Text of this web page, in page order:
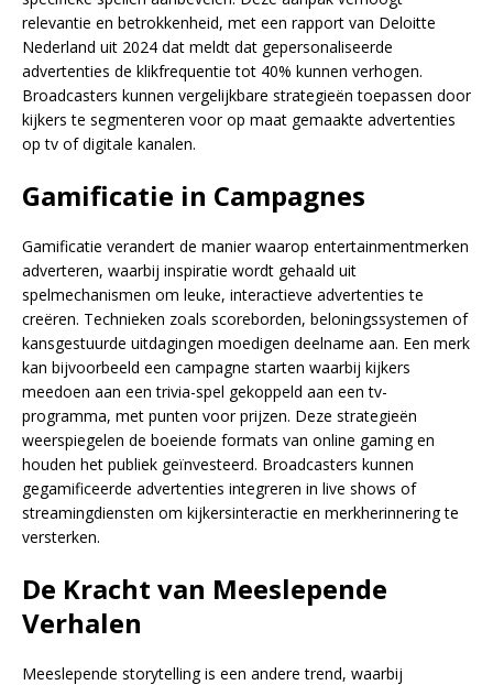
relevantie en betrokkenheid, met een rapport van Deloitte
Nederland uit 2024 dat meldt dat gepersonaliseerde
advertenties de klikfrequentie tot 40% kunnen verhogen.
Broadcasters kunnen vergelijkbare strategieën toepassen door
kijkers te segmenteren voor op maat gemaakte advertenties
op tv of digitale kanalen.
Gamificatie in Campagnes
Gamificatie verandert de manier waarop entertainmentmerken
adverteren, waarbij inspiratie wordt gehaald uit
spelmechanismen om leuke, interactieve advertenties te
creëren. Technieken zoals scoreborden, beloningssystemen of
kansgestuurde uitdagingen moedigen deelname aan. Een merk
kan bijvoorbeeld een campagne starten waarbij kijkers
meedoen aan een trivia-spel gekoppeld aan een tv-
programma, met punten voor prijzen. Deze strategieën
weerspiegelen de boeiende formats van online gaming en
houden het publiek geïnvesteerd. Broadcasters kunnen
gegamificeerde advertenties integreren in live shows of
streamingdiensten om kijkersinteractie en merkherinnering te
versterken.
De Kracht van Meeslepende
Verhalen
Meeslepende storytelling is een andere trend, waarbij